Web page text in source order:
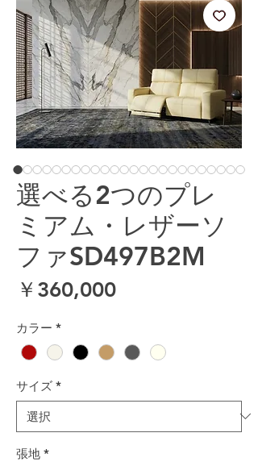
選べる2つのプレ
ミアム・レザーソ
ファSD497B2M
￥360,000価格
カラー *
サイズ *
張地 *